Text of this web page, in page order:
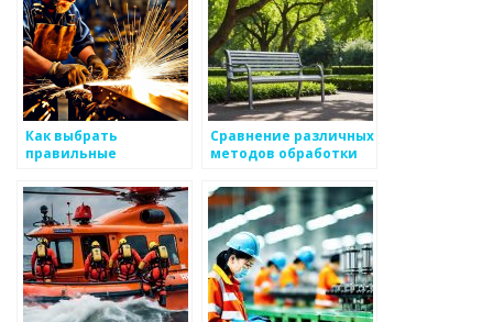
Как выбрать
правильные
производства
металлоизделий
Сравнение различных
методов обработки